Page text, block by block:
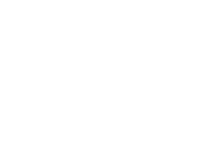
Polémica con
Cultura de
patrocinar a su
empresa con